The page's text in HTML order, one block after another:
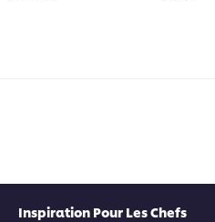
Inspiration Pour Les Chefs